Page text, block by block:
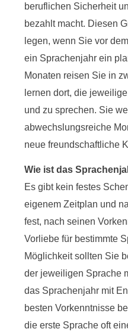
beruflichen Sicherheit
bezahlt macht. Diesen
legen, wenn Sie vor
ein Sprachenjahr ein
Monaten reisen Sie in
lernen dort, die
und zu sprechen. Sie
abwechslungsreiche
neue freundschaftliche
Wie ist das
Es gibt kein festes
eigenem Zeitplan und
fest, nach seinen
Vorliebe für bestimmte
Möglichkeit sollten Sie
der jeweiligen Sprache
das Sprachenjahr mit
besten Vorkenntnisse
die erste Sprache oft